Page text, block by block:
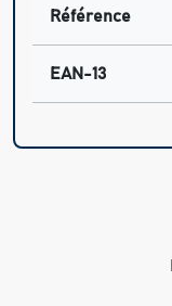
Référence
EAN-13